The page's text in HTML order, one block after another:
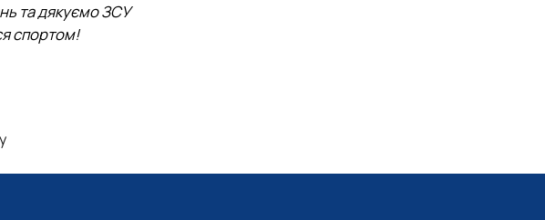
та дякуємо ЗСУ
спортом!